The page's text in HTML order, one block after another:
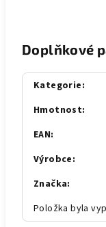
Doplňkové
Kategorie:
Hmotnost:
EAN:
Výrobce:
Značka:
Položka byla